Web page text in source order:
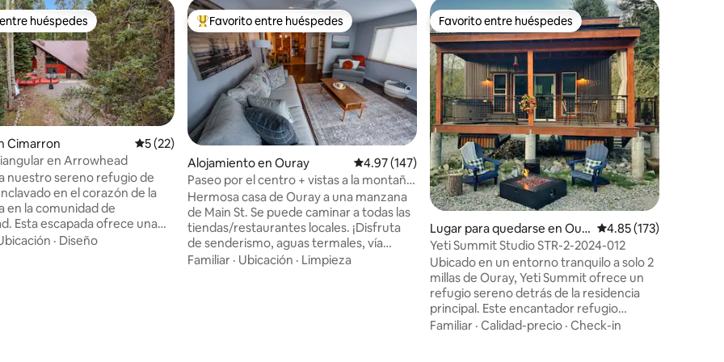
de 5, 35 reseñas
huéspedes
huéspedes
Cimarron Calificación promedio: 5 de 5, 22 reseñas
5 (22)
en Arrowhead
nuestro sereno refugio de
en el corazón de la
en la comunidad de
Esta escapada ofrece una
de encanto rústico y
· Diseño
Favorito entre huéspedes preferido
Favorito entre huéspedes
Alojamiento en Ouray Calificación promedio: 4.97 de 5, 147 reseñas
4.97 (147)
Paseo por el centro + vistas a la montaña
+ bañera de hidromasaje + garaje
Hermosa casa de Ouray a una manzana
de Main St. Se puede caminar a todas las
tiendas/restaurantes locales. ¡Disfruta
de senderismo, aguas termales, vía
ferrata, jeeping, escalada en hielo y
Familiar · Ubicación · Limpieza
Favorito entre huéspedes
Favorito entre huéspedes
Lugar para quedarse en Our
ay
Calificación promedio:
4.85 (173)
Yeti Summit Studio STR-2-2024-012
Ubicado en un entorno tranquilo a solo 2
millas de Ouray, Yeti Summit ofrece un
refugio sereno detrás de la residencia
principal. Este encantador refugio
cuenta con una lujosa cama tamaño king,
Familiar · Calidad-precio · Check-in